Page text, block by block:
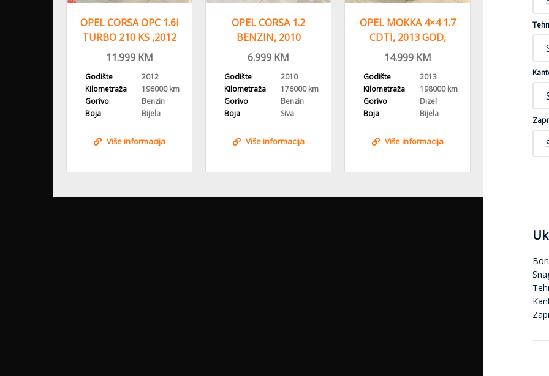
OPEL CORSA OPC 1.6i
TURBO 210 KS ,2012
GOD, ALU FELGE
11.999KM
Godište
2012
Kilometraža
196000 km
Gorivo
Benzin
Boja
Bijela
Više informacija
OPEL CORSA 1.2
BENZIN, 2010
GODINA, ALU FELGE,
6.999 KM
Godište
2010
Kilometraža
176000 km
Gorivo
Benzin
Boja
Siva
Više informacija
OPEL MOKKA 4×4 1.7
CDTI, 2013 GOD,
PARKING SENZORI
14.999KM
Godište
2013
Kilometraža
198000 km
Gorivo
Dizel
Boja
Bijela
Više informacija
OPEL
CDTI,
8.999
Više